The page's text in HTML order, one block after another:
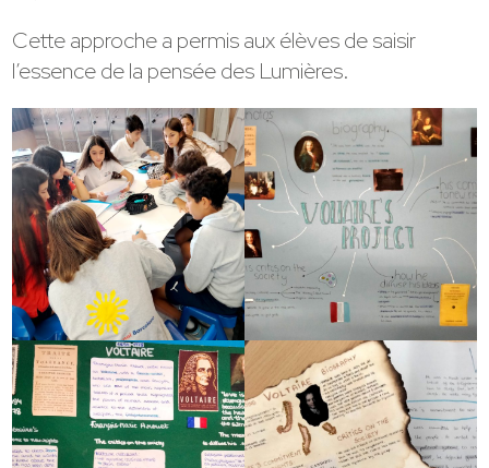
Cette approche a permis aux élèves de saisir
l’essence de la pensée des Lumières.